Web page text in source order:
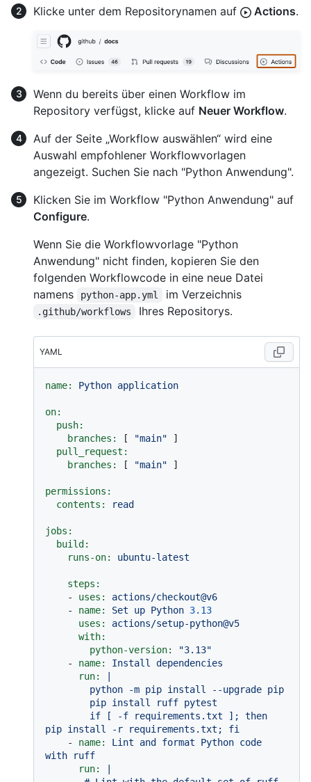
Klicke unter dem Repositorynamen auf
Actions.
Wenn du bereits über einen Workflow im
Repository verfügst, klicke auf Neuer Workflow.
Auf der Seite „Workflow auswählen“ wird eine
Auswahl empfohlener Workflowvorlagen
angezeigt. Suchen Sie nach "Python Anwendung".
Klicken Sie im Workflow "Python Anwendung" auf
Configure.
Wenn Sie die Workflowvorlage "Python
Anwendung" nicht finden, kopieren Sie den
folgenden Workflowcode in eine neue Datei
namens
python-app.yml im Verzeichnis
.github/workflows Ihres Repositorys.
YAML
name: Python application
on:
push:
branches:
[ "main" ]
pull_request:
branches:
[ "main" ]
permissions:
contents:
read
jobs:
build:
runs-on:
ubuntu-latest
steps:
-
uses:
actions/checkout@v6
-
name: Set up Python 3.13
uses:
actions/setup-python@v5
with:
python-version:
"3.13"
-
name: Install
dependencies
run:
-
name: Lint and format Python code
with
ruff
run: